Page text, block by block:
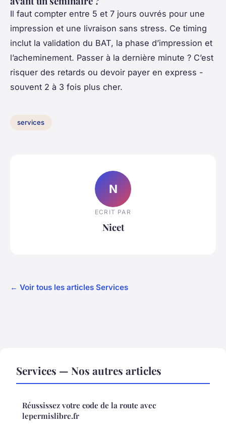
Il faut compter entre 5 et 7 jours ouvrés pour une
impression et une livraison sans stress. Ce timing
inclut la validation du BAT, la phase d’impression et
l’acheminement. Passer à la dernière minute ? C’est
risquer des retards ou devoir payer en express -
souvent 2 à 3 fois plus cher.
services
N
ECRIT PAR
Nicet
← Voir tous les articles Services
Services — Nos autres articles
Réussissez votre code de la route avec
lepermislibre.fr